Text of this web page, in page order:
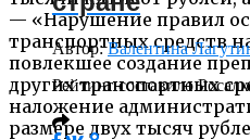
— «Нарушение правил
транспортных средств
повлекшее создание
других транспортных
наложение
размере двух тысяч
Автор:Валентина
Рейтинг составило